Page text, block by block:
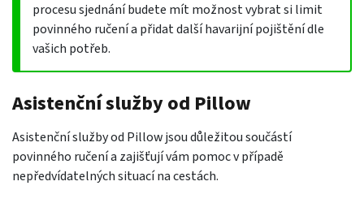
procesu sjednání budete mít možnost vybrat si limit
povinného ručení a přidat další havarijní pojištění dle
vašich potřeb.
Asistenční služby od Pillow
Asistenční služby od Pillow jsou důležitou součástí
povinného ručení a zajišťují vám pomoc v případě
nepředvídatelných situací na cestách.